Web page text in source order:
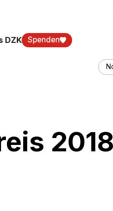
DZK Spenden
2018